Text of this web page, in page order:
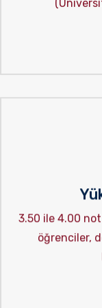
3.50 ile 4.00 not
öğrenciler,